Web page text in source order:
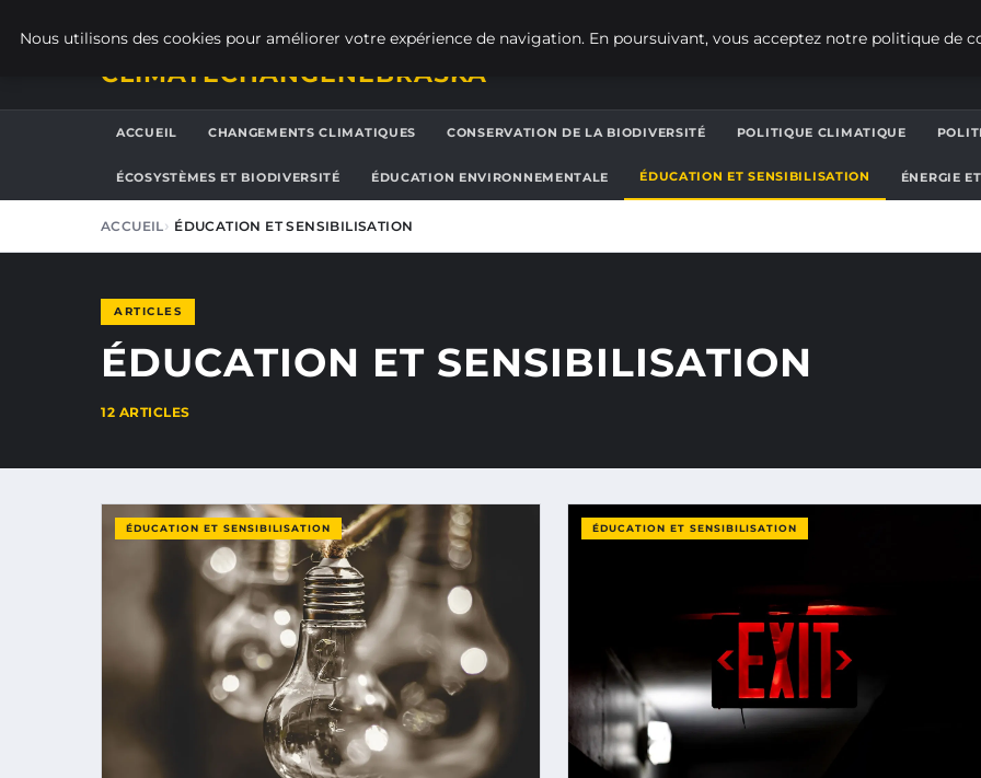
CLIMATECHANGENEBRASKA
ACCUEIL CHANGEMENTS CLIMATIQUES CONSERVATION DE LA BIODIVERSITÉ POLITIQUE CLIMATIQUE
ÉCOSYSTÈMES ET BIODIVERSITÉ ÉDUCATION ENVIRONNEMENTALE ÉDUCATION ET SENSIBILISATION ÉNERGIE
ACCUEIL ÉDUCATION ET SENSIBILISATION
ARTICLES
ÉDUCATION ET SENSIBILISATION
12 ARTICLES
ÉDUCATION ET SENSIBILISATION ÉDUCATION ET SENSIBILISATION
Nous utilisons des cookies pour améliorer votre expérience de navigation. En poursuivant, vous acceptez notre politique de